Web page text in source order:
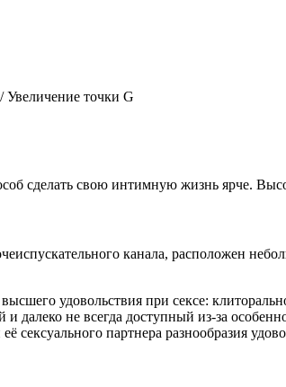
/Увеличение точки G
сделать свою интимную жизнь ярче.
канала, расположен
удовольствия при сексе:
далеко не всегда доступный из-за
партнера разнообразия